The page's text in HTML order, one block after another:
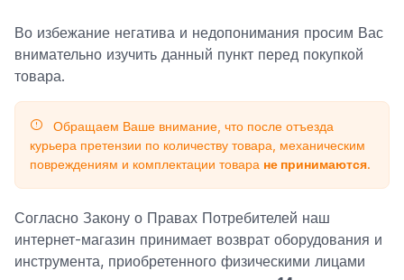
Во избежание негатива и недопонимания просим Вас
внимательно изучить данный пункт перед покупкой
товара.
Обращаем Ваше внимание, что после отъезда
курьера претензии по количеству товара, механическим
повреждениям и комплектации товара не принимаются.
Согласно Закону о Правах Потребителей наш
интернет-магазин принимает возврат оборудования и
инструмента, приобретенного физическими лицами